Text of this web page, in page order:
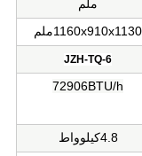
ملم
1160x910x1130ملم
JZH-TQ-6
72906BTU/h
4.8كيلوواط